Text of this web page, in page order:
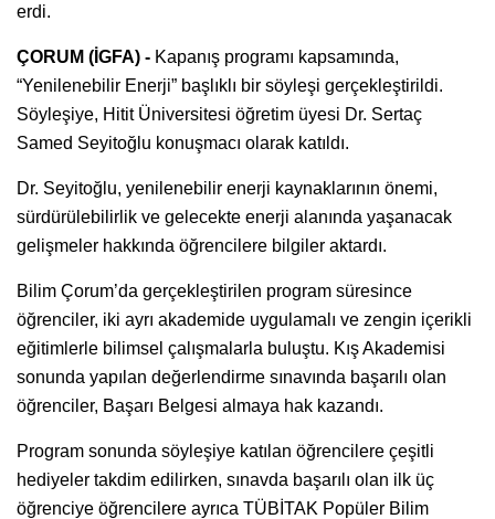
erdi.
ÇORUM (İGFA) - Kapanış programı kapsamında,
“Yenilenebilir Enerji” başlıklı bir söyleşi gerçekleştirildi.
Söyleşiye, Hitit Üniversitesi öğretim üyesi Dr. Sertaç
Samed Seyitoğlu konuşmacı olarak katıldı.
Dr. Seyitoğlu, yenilenebilir enerji kaynaklarının önemi,
sürdürülebilirlik ve gelecekte enerji alanında yaşanacak
gelişmeler hakkında öğrencilere bilgiler aktardı.
Bilim Çorum’da gerçekleştirilen program süresince
öğrenciler, iki ayrı akademide uygulamalı ve zengin içerikli
eğitimlerle bilimsel çalışmalarla buluştu. Kış Akademisi
sonunda yapılan değerlendirme sınavında başarılı olan
öğrenciler, Başarı Belgesi almaya hak kazandı.
Program sonunda söyleşiye katılan öğrencilere çeşitli
hediyeler takdim edilirken, sınavda başarılı olan ilk üç
öğrenciye öğrencilere ayrıca TÜBİTAK Popüler Bilim